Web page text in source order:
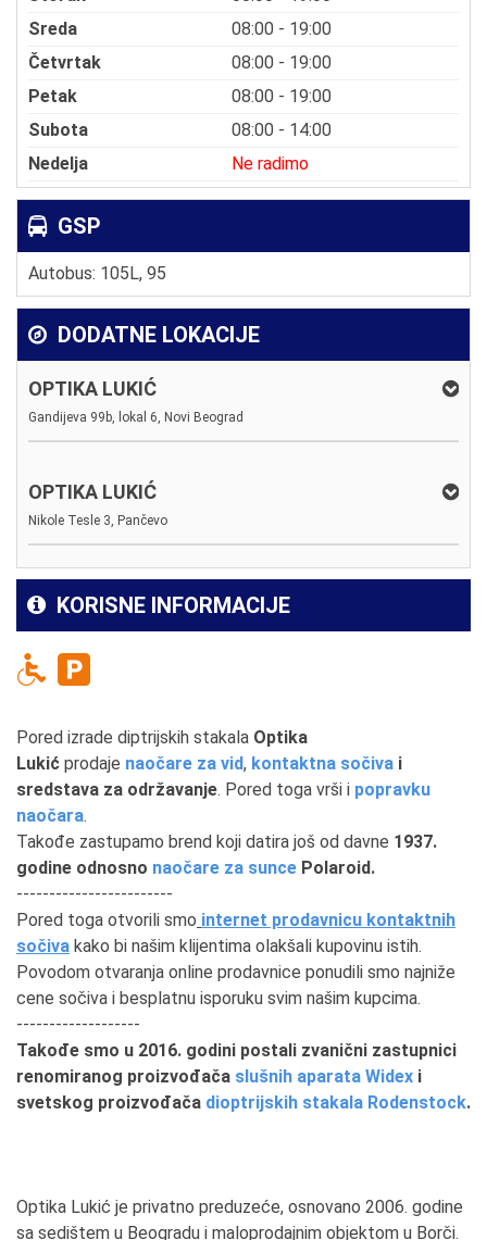
Sreda
08:00 - 19:00
Četvrtak
08:00 - 19:00
Petak
08:00 - 19:00
Subota
08:00 - 14:00
Nedelja
Ne radimo
GSP
Autobus: 105L, 95
DODATNE LOKACIJE
OPTIKA LUKIĆ
Gandijeva 99b, lokal 6, Novi Beograd
OPTIKA LUKIĆ
Nikole Tesle 3, Pančevo
KORISNE INFORMACIJE
Pored izrade diptrijskih stakala Optika
Lukić prodaje naočare za vid, kontaktna sočiva i
sredstava za održavanje. Pored toga vrši i popravku
naočara.
Takođe zastupamo brend koji datira još od davne 1937.
godine odnosno naočare za sunce Polaroid.
------------------------
Pored toga otvorili smo internet prodavnicu kontaktnih
sočiva kako bi našim klijentima olakšali kupovinu istih.
Povodom otvaranja online prodavnice ponudili smo najniže
cene sočiva i besplatnu isporuku svim našim kupcima.
-------------------
Takođe smo u 2016. godini postali zvanični zastupnici
renomiranog proizvođača slušnih aparata Widex i
svetskog proizvođača dioptrijskih stakala Rodenstock.
Optika Lukić je privatno preduzeće, osnovano 2006. godine
sa sedištem u Beogradu i maloprodajnim objektom u Borči.